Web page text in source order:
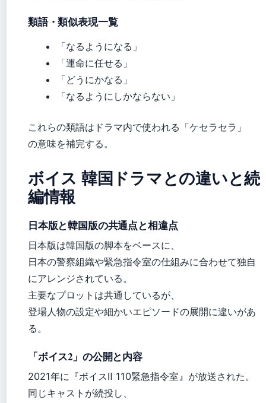
類語・類似表現一覧
「なるようになる」
「運命に任せる」
「どうにかなる」
「なるようにしかならない」
これらの類語はドラマ内で使われる「ケセラセラ」
の意味を補完する。
ボイス 韓国ドラマとの違いと続
編情報
日本版と韓国版の共通点と相違点
日本版は韓国版の脚本をベースに、
日本の警察組織や緊急指令室の仕組みに合わせて独自
にアレンジされている。
主要なプロットは共通しているが、
登場人物の設定や細かいエピソードの展開に違いがあ
る。
「ボイス2」の公開と内容
2021年に『ボイスⅡ 110緊急指令室』が放送された。
同じキャストが続投し、